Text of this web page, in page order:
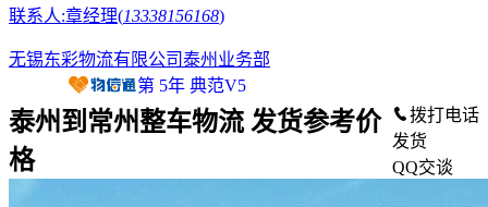
联系人:章经理(13338156168)
无锡东彩物流有限公司泰州业务部
第 5年 典范V5
拨打电话
发货
QQ交谈
泰州到常州整车物流 发货参考价
格